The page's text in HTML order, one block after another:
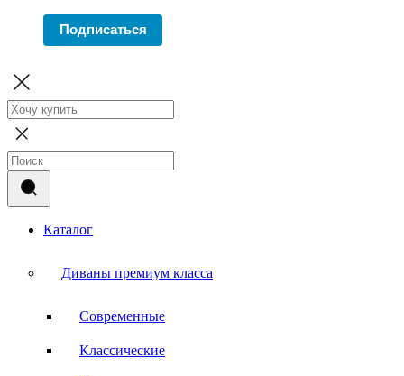
Подписаться
Каталог
Диваны премиум класса
Современные
Классические